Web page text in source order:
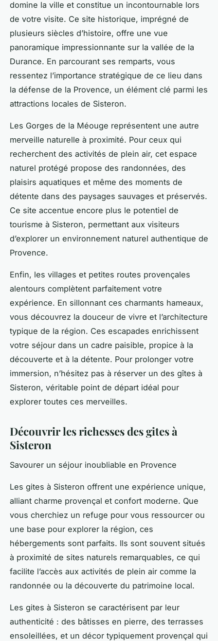
domine la ville et constitue un incontournable lors
de votre visite. Ce site historique, imprégné de
plusieurs siècles d’histoire, offre une vue
panoramique impressionnante sur la vallée de la
Durance. En parcourant ses remparts, vous
ressentez l’importance stratégique de ce lieu dans
la défense de la Provence, un élément clé parmi les
attractions locales de Sisteron.
Les Gorges de la Méouge représentent une autre
merveille naturelle à proximité. Pour ceux qui
recherchent des activités de plein air, cet espace
naturel protégé propose des randonnées, des
plaisirs aquatiques et même des moments de
détente dans des paysages sauvages et préservés.
Ce site accentue encore plus le potentiel de
tourisme à Sisteron, permettant aux visiteurs
d’explorer un environnement naturel authentique de
Provence.
Enfin, les villages et petites routes provençales
alentours complètent parfaitement votre
expérience. En sillonnant ces charmants hameaux,
vous découvrez la douceur de vivre et l’architecture
typique de la région. Ces escapades enrichissent
votre séjour dans un cadre paisible, propice à la
découverte et à la détente. Pour prolonger votre
immersion, n’hésitez pas à réserver un des gîtes à
Sisteron, véritable point de départ idéal pour
explorer toutes ces merveilles.
Découvrir les richesses des gites à
Sisteron
Savourer un séjour inoubliable en Provence
Les gites à Sisteron offrent une expérience unique,
alliant charme provençal et confort moderne. Que
vous cherchiez un refuge pour vous ressourcer ou
une base pour explorer la région, ces
hébergements sont parfaits. Ils sont souvent situés
à proximité de sites naturels remarquables, ce qui
facilite l’accès aux activités de plein air comme la
randonnée ou la découverte du patrimoine local.
Les gites à Sisteron se caractérisent par leur
authenticité : des bâtisses en pierre, des terrasses
ensoleillées, et un décor typiquement provençal qui